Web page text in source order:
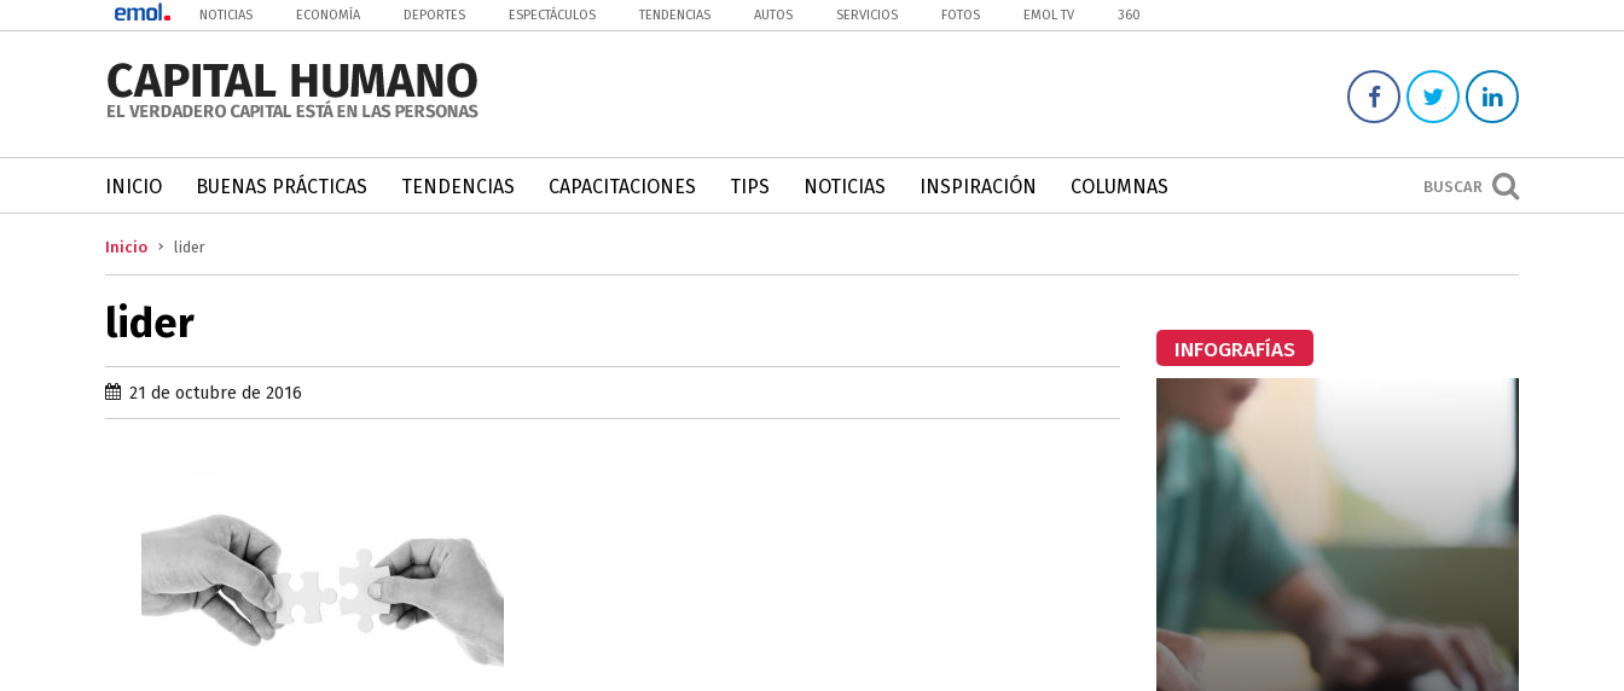
NOTICIAS ECONOMÍA DEPORTES ESPECTÁCULOS TENDENCIAS AUTOS SERVICIOS FOTOS EMOL TV 360
BUSCAR
INICIO BUENAS PRÁCTICAS TENDENCIAS CAPACITACIONES TIPS NOTICIAS INSPIRACIÓN COLUMNAS
Inicio lider
lider
21 de octubre de 2016
INFOGRAFÍAS